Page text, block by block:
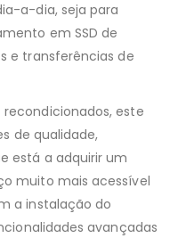
a-dia, seja para
em SSD de
e transferências de
este
de qualidade,
está a adquirir um
muito mais acessível
a instalação do
avançadas